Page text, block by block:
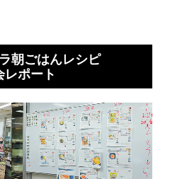
朝ごはんレシピ
レポート